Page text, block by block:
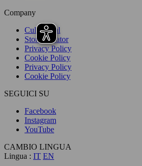
Company
Cult Social
Store Locator
Privacy Policy
Cookie Policy
Privacy Policy
Cookie Policy
SEGUICI SU
Facebook
Instagram
YouTube
CAMBIO LINGUA
Lingua : IT EN